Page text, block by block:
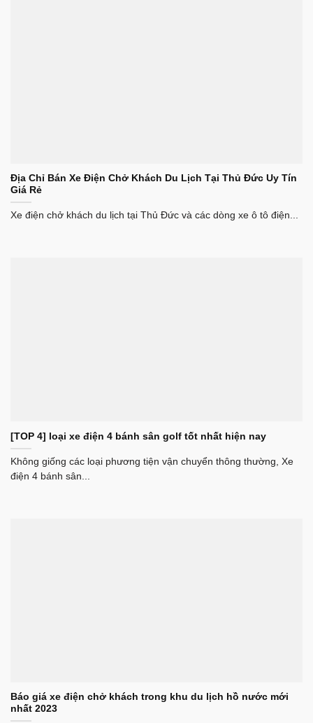
Địa Chỉ Bán Xe Điện Chở Khách Du Lịch Tại Thủ Đức Uy Tín
Giá Rẻ
Xe điện chở khách du lịch tại Thủ Đức và các dòng xe ô tô điện...
[TOP 4] loại xe điện 4 bánh sân golf tốt nhất hiện nay
Không giống các loại phương tiện vận chuyển thông thường, Xe
điện 4 bánh sân...
Báo giá xe điện chở khách trong khu du lịch hồ nước mới
nhất 2023